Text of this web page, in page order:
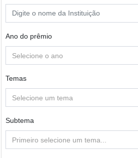
Ano do prêmio
Selecione o ano
Temas
Selecione um tema
Subtema
Primeiro selecione um tema...